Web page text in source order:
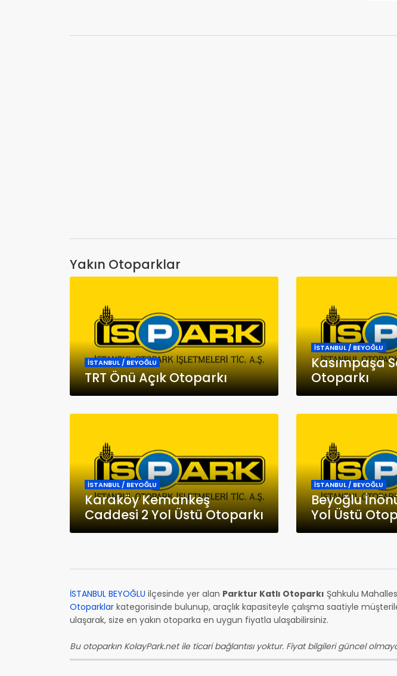
Yakın Otoparklar
İSTANBUL / BEYOĞLU
TRT Önü Açık Otoparkı
İSTANBUL / BEYOĞLU
Kasımpaşa
Otoparkı
İSTANBUL / BEYOĞLU
Karaköy Kemankeş
Caddesi 2 Yol Üstü Otoparkı
İSTANBUL / BEYOĞLU
Beyoğlu
Yol Üstü
İSTANBUL BEYOĞLU ilçesinde yer alan Parktur Katlı Otoparkı Şahkulu
Otoparklar kategorisinde bulunup, araçlık kapasiteyle çalışma saatiyle
ulaşarak, size en yakın otoparka en uygun fiyatla ulaşabilirsiniz.
Bu otoparkın KolayPark.net ile ticari bağlantısı yoktur. Fiyat bilgileri güncel